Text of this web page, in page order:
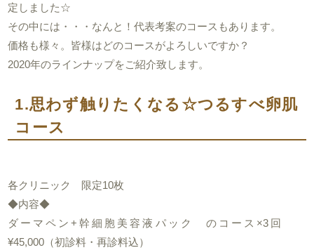
定しました☆
その中には・・・なんと！代表考案のコースもあります。
価格も様々。皆様はどのコースがよろしいですか？
2020年のラインナップをご紹介致します。
1.思わず触りたくなる☆つるすべ卵肌
コース
各クリニック 限定10枚
◆内容◆
ダーマペン+幹細胞美容液パック のコース×3回
¥45,000（初診料・再診料込）